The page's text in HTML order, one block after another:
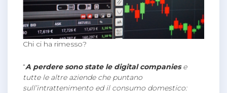
Chi ci ha rimesso?
“A perdere sono state le digital companiese
tutte le altre aziende che puntano
sull’intrattenimento ed il consumo domestico: